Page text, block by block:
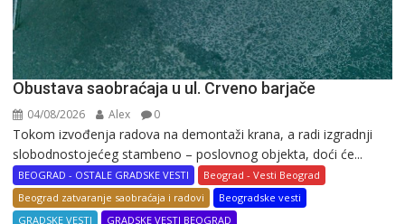
Obustava saobraćaja u ul. Crveno barjače
04/08/2026 Alex 0
Tokom izvođenja radova na demontaži krana, a radi izgradnji
slobodnostojećeg stambeno – poslovnog objekta, doći će...
BEOGRAD - OSTALE GRADSKE VESTI
Beograd - Vesti Beograd
Beograd zatvaranje saobraćaja i radovi
Beogradske vesti
GRADSKE VESTI
GRADSKE VESTI BEOGRAD